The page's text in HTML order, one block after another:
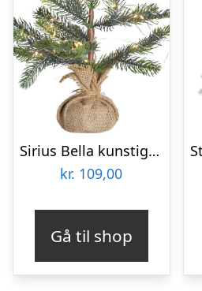
Sirius Bella kunstigt juletræ med hvidt lys, 30 cm
kr. 109,00
Gå til shop